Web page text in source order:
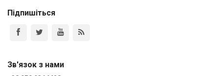
Підпишіться
Зв'язок з нами